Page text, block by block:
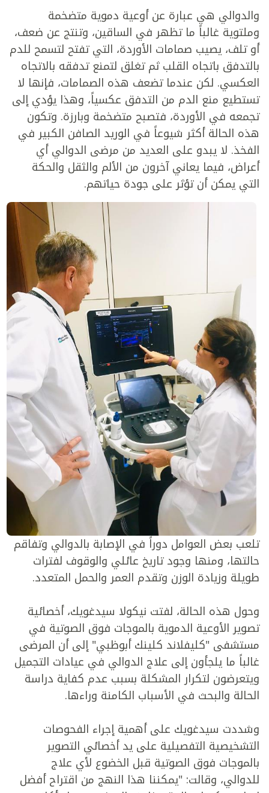
والدوالي هي عبارة عن أوعية دموية متضخمة
وملتوية غالباً ما تظهر في الساقين، وتنتج عن ضعف،
أو تلف، يصيب صمامات الأوردة، التي تفتح لتسمح للدم
بالتدفق باتجاه القلب ثم تغلق لتمنع تدفقه بالاتجاه
العكسي. لكن عندما تضعف هذه الصمامات، فإنها لا
تستطيع منع الدم من التدفق عكسياً، وهذا يؤدي إلى
تجمعه في الأوردة، فتصبح متضخمة وبارزة. وتكون
هذه الحالة أكثر شيوعاً في الوريد الصافن الكبير في
الفخذ. لا يبدو على العديد من مرضى الدوالي أي
أعراض، فيما يعاني آخرون من الألم والثقل والحكة
التي يمكن أن تؤثر على جودة حياتهم.
تلعب بعض العوامل دوراً في الإصابة بالدوالي وتفاقم
حالتها، ومنها وجود تاريخ عائلي والوقوف لفترات
طويلة وزيادة الوزن وتقدم العمر والحمل المتعدد.
وحول هذه الحالة، لفتت نيكولا سيدغويك، أخصائية
تصوير الأوعية الدموية بالموجات فوق الصوتية في
مستشفى "كليفلاند كلينك أبوظبي" إلى أن المرضى
غالباً ما يلجأون إلى علاج الدوالي في عيادات التجميل
ويتعرضون لتكرار المشكلة بسبب عدم كفاية دراسة
الحالة والبحث في الأسباب الكامنة وراءها.
وشددت سيدغويك على أهمية إجراء الفحوصات
التشخيصية التفصيلية على يد أخصائي التصوير
بالموجات فوق الصوتية قبل الخضوع لأي علاج
للدوالي، وقالت: "يمكننا هذا النهج من اقتراح أفضل